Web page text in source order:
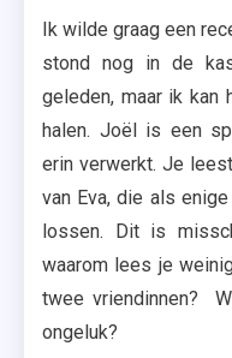
Ik wilde graag een
stond nog in de
geleden, maar ik
halen. Joël is een
erin verwerkt. Je
van Eva, die als
lossen. Dit is
waarom lees je
twee vriendinnen?
ongeluk?